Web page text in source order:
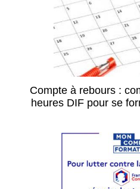
Compte à rebours :
heures DIF pour se